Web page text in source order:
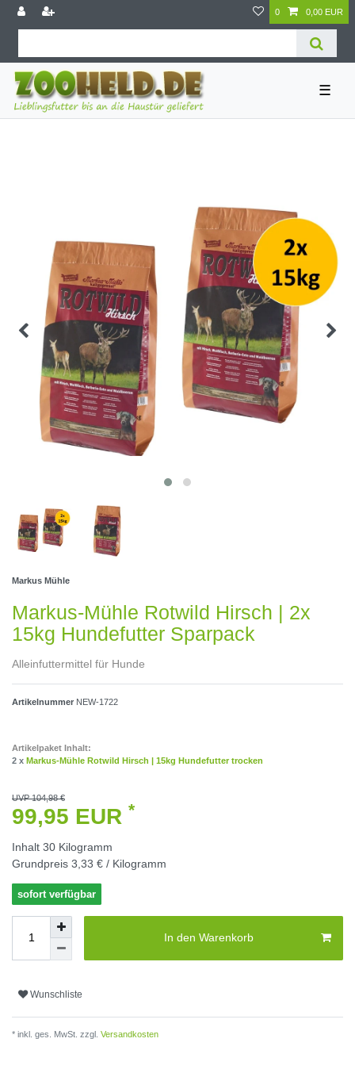
0 0,00 EUR
☰
Markus Mühle
Markus-Mühle Rotwild Hirsch | 2x
15kg Hundefutter Sparpack
Alleinfuttermittel für Hunde
Artikelnummer NEW-1722
Artikelpaket Inhalt:
2 x Markus-Mühle Rotwild Hirsch | 15kg Hundefutter trocken
UVP 104,98 €
99,95 EUR *
Inhalt 30 Kilogramm
Grundpreis 3,33 € / Kilogramm
sofort verfügbar
In den Warenkorb
Wunschliste
* inkl. ges. MwSt. zzgl. Versandkosten